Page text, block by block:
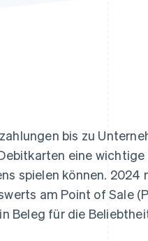
bis zu
eine
spielen können. 2024
am Point of Sale
Beleg für die